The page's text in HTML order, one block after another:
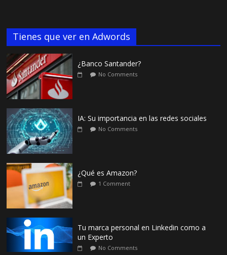
Tienes que ver en Adwords
¿Banco Santander?
No Comments
IA: Su importancia en las redes sociales
No Comments
¿Qué es Amazon?
1 Comment
Tu marca personal en Linkedin como a
un Experto
No Comments